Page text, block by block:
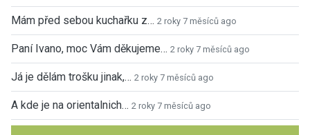
Mám před sebou kuchařku z… 2 roky 7 měsíců ago
Paní Ivano, moc Vám děkujeme… 2 roky 7 měsíců ago
Já je dělám trošku jinak,… 2 roky 7 měsíců ago
A kde je na orientalnich… 2 roky 7 měsíců ago